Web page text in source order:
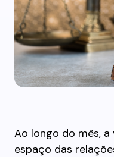
Ao longo do mês,
espaço das